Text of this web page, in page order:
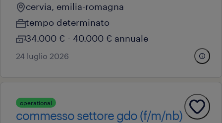
cervia, emilia-romagna
tempo determinato
34.000 € - 40.000 € annuale
24 luglio 2026
operational
commesso settore gdo (f/m/nb)